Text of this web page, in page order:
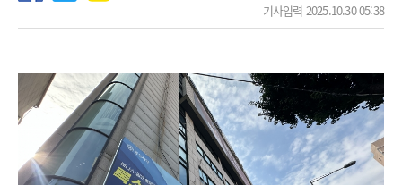
기사입력 2025.10.30 05:38